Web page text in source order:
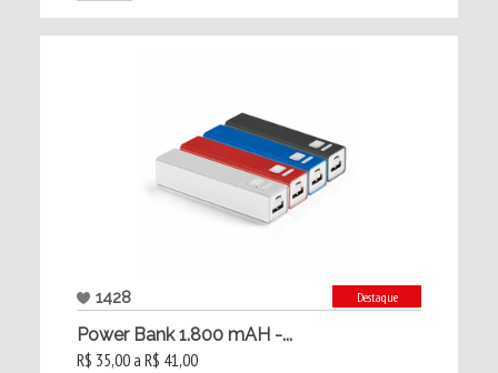
1428 Destaque
Power Bank 1.800 mAH -...
R$ 35,00 a R$ 41,00